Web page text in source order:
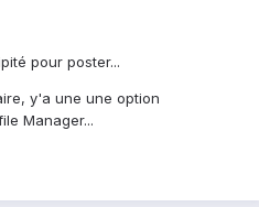
pour poster...
y'a une une option
Manager...